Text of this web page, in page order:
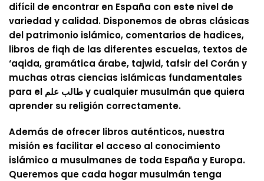
difícil de encontrar en España con este nivel de
variedad y calidad. Disponemos de obras clásicas
del patrimonio islámico, comentarios de hadices,
libros de fiqh de las diferentes escuelas, textos de
‘aqida, gramática árabe, tajwid, tafsir del Corán y
muchas otras ciencias islámicas fundamentales
para el طالب علم y cualquier musulmán que quiera
aprender su religión correctamente.
Además de ofrecer libros auténticos, nuestra
misión es facilitar el acceso al conocimiento
islámico a musulmanes de toda España y Europa.
Queremos que cada hogar musulmán tenga